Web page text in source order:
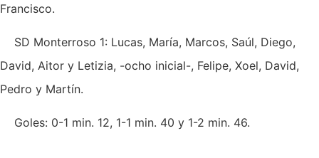
Francisco.
SD Monterroso 1: Lucas, María, Marcos, Saúl, Diego,
David, Aitor y Letizia, -ocho inicial-, Felipe, Xoel, David,
Pedro y Martín.
Goles: 0-1 min. 12, 1-1 min. 40 y 1-2 min. 46.